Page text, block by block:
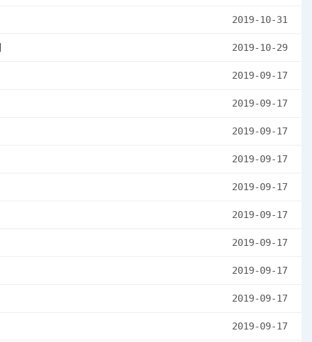
2019-10-31
2019-10-29
2019-09-17
2019-09-17
2019-09-17
2019-09-17
2019-09-17
2019-09-17
2019-09-17
2019-09-17
2019-09-17
2019-09-17